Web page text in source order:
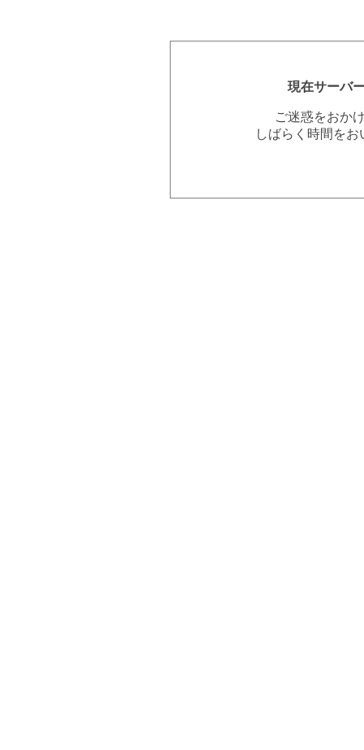
現在サーバ
ご迷惑をおか
しばらく時間を